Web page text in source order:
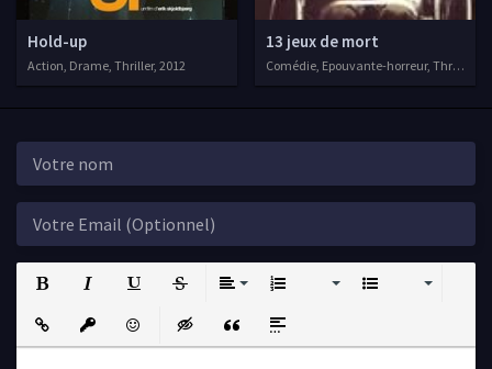
Hold-up
Action, Drame, Thriller, 2012
13 jeux de mort
Comédie, Epouvante-horreur, Thriller,
Strikethrough
Insert LinkInsert protected link
EmoticonsInsert hidden text
Insert QuoteInsert spoiler